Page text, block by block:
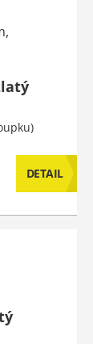
DETAIL